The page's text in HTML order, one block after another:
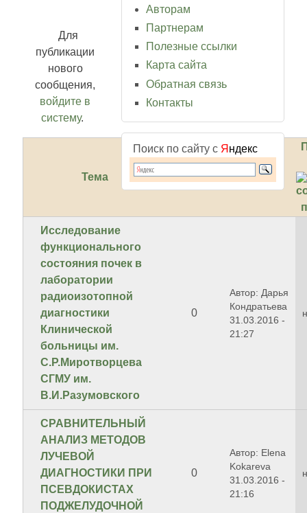
Для
публикации
нового
сообщения,
войдите в
систему.
Тема Ответов Создано
Исследование
функционального
состояния почек в
лаборатории
радиоизотопной
диагностики
Клинической
больницы им.
С.Р.Миротворцева
СГМУ им.
В.И.Разумовского
0
Автор: Дарья
Кондратьева
31.03.2016 -
21:27
СРАВНИТЕЛЬНЫЙ
АНАЛИЗ МЕТОДОВ
ЛУЧЕВОЙ
ДИАГНОСТИКИ ПРИ
ПСЕВДОКИСТАХ
ПОДЖЕЛУДОЧНОЙ
0
Автор: Elena
Kokareva
31.03.2016 -
21:16
Авторам
Партнерам
Полезные ссылки
Карта сайта
Обратная связь
Контакты
Поиск по сайту с Я ндекс